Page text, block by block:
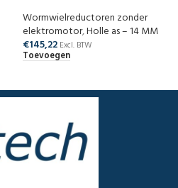
Wormwielreductoren zonder
elektromotor,Holle as – 14 MM
€145,22 Excl. BTW
Toevoegen